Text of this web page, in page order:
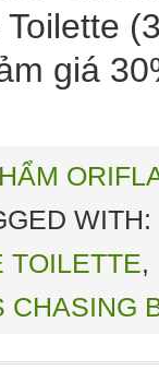
Toilette
giá
WITH:
TOILETTE,
CHASING